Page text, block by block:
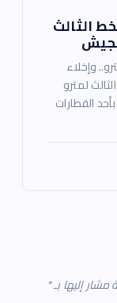
الثالث
وإخلاء
لمترو
القطارات
مشار إليها بـ*